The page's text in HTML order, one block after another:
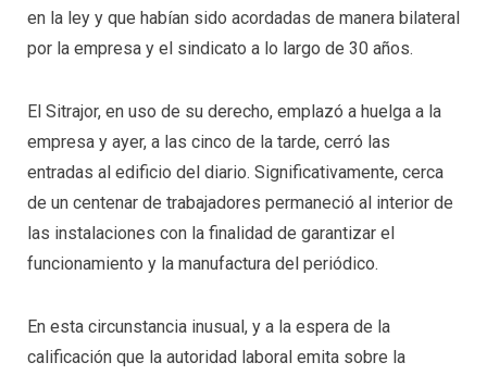
en la ley y que habían sido acordadas de manera bilateral
por la empresa y el sindicato a lo largo de 30 años.
El Sitrajor, en uso de su derecho, emplazó a huelga a la
empresa y ayer, a las cinco de la tarde, cerró las
entradas al edificio del diario. Significativamente, cerca
de un centenar de trabajadores permaneció al interior de
las instalaciones con la finalidad de garantizar el
funcionamiento y la manufactura del periódico.
En esta circunstancia inusual, y a la espera de la
calificación que la autoridad laboral emita sobre la